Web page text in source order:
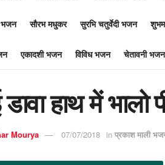
भजन सौरभ मधुकर सुरभि चतुर्वेदी भजन
एकादशी भजन विविध भजन चेतावनी
हाथ में भालो
Mourya 07/07/2018 in प्रकाश माली